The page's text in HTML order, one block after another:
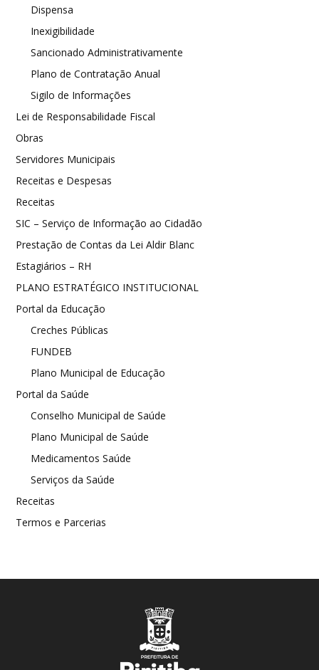
Dispensa
Inexigibilidade
Sancionado Administrativamente
Plano de Contratação Anual
Sigilo de Informações
Lei de Responsabilidade Fiscal
Obras
Servidores Municipais
Receitas e Despesas
Receitas
SIC – Serviço de Informação ao Cidadão
Prestação de Contas da Lei Aldir Blanc
Estagiários – RH
PLANO ESTRATÉGICO INSTITUCIONAL
Portal da Educação
Creches Públicas
FUNDEB
Plano Municipal de Educação
Portal da Saúde
Conselho Municipal de Saúde
Plano Municipal de Saúde
Medicamentos Saúde
Serviços da Saúde
Receitas
Termos e Parcerias